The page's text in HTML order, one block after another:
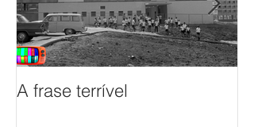
A frase terrível